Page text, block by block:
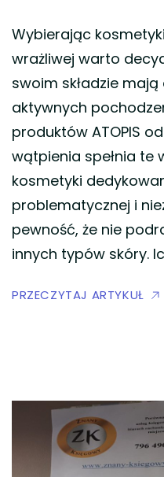
Wybierając
wrażliwej warto
swoim składzie mają
aktywnych
produktów ATOPIS
wątpienia spełnia te
kosmetyki
problematycznej i
pewność, że nie
innych typów skóry.
PRZECZYTAJ ARTYKUŁ